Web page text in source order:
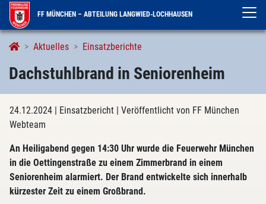
FF MÜNCHEN – ABTEILUNG LANGWIED-LOCHHAUSEN
Aktuelles Einsatzberichte
Dachstuhlbrand in Seniorenheim
24.12.2024 | Einsatzbericht | Veröffentlicht von FF München
Webteam
An Heiligabend gegen 14:30 Uhr wurde die Feuerwehr München
in die Oettingenstraße zu einem Zimmerbrand in einem
Seniorenheim alarmiert. Der Brand entwickelte sich innerhalb
kürzester Zeit zu einem Großbrand.